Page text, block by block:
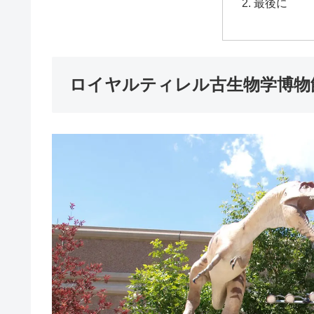
ロイヤルティレル古生物学博物